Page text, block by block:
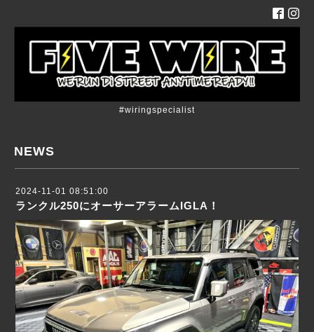
#wiringspecialist
NEWS
2024-11-01 08:51:00
ランクル250にオーサーアラームIGLA！